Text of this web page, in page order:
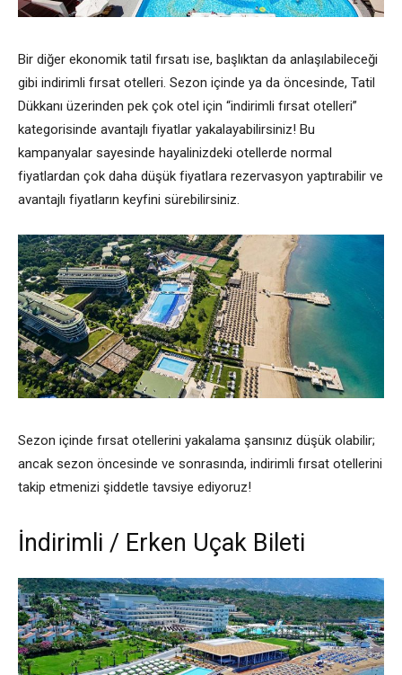
Bir diğer ekonomik tatil fırsatı ise, başlıktan da anlaşılabileceği
gibi indirimli fırsat otelleri. Sezon içinde ya da öncesinde, Tatil
Dükkanı üzerinden pek çok otel için “indirimli fırsat otelleri”
kategorisinde avantajlı fiyatlar yakalayabilirsiniz! Bu
kampanyalar sayesinde hayalinizdeki otellerde normal
fiyatlardan çok daha düşük fiyatlara rezervasyon yaptırabilir ve
avantajlı fiyatların keyfini sürebilirsiniz.
Sezon içinde fırsat otellerini yakalama şansınız düşük olabilir;
ancak sezon öncesinde ve sonrasında, indirimli fırsat otellerini
takip etmenizi şiddetle tavsiye ediyoruz!
İndirimli / Erken Uçak Bileti